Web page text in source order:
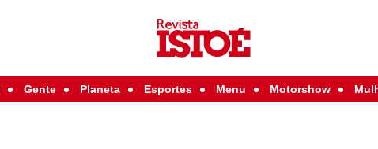
Gente Planeta Esportes Menu Motorshow